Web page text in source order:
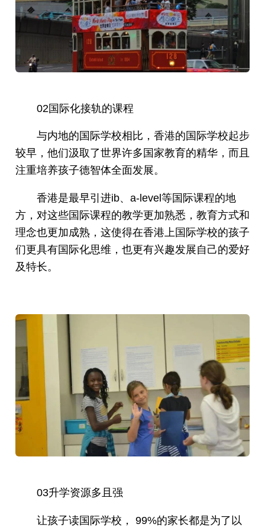
02国际化接轨的课程
与内地的国际学校相比，香港的国际学校起步
较早，他们汲取了世界许多国家教育的精华，而且
注重培养孩子德智体全面发展。
香港是最早引进ib、a-level等国际课程的地
方，对这些国际课程的教学更加熟悉，教育方式和
理念也更加成熟，这使得在香港上国际学校的孩子
们更具有国际化思维，也更有兴趣发展自己的爱好
及特长。
03升学资源多且强
让孩子读国际学校， 99%的家长都是为了以